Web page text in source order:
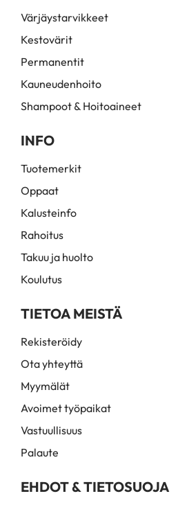
Värjäystarvikkeet
Kestovärit
Permanentit
Kauneudenhoito
Shampoot & Hoitoaineet
INFO
Tuotemerkit
Oppaat
Kalusteinfo
Rahoitus
Takuu ja huolto
Koulutus
TIETOA MEISTÄ
Rekisteröidy
Ota yhteyttä
Myymälät
Avoimet työpaikat
Vastuullisuus
Palaute
EHDOT & TIETOSUOJA